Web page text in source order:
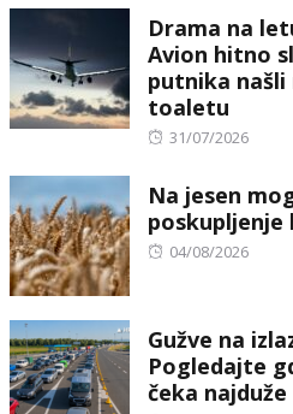
Drama na
Avion hitno
putnika našli
toaletu
Posted
31/07/2026
Na jesen
poskupljenje
Posted
04/08/2026
Gužve na
Pogledajte
čeka najduže